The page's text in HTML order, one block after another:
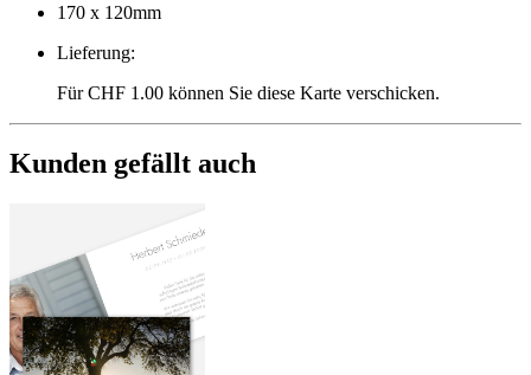
170 x 120mm
Lieferung:
Für CHF 1.00 können Sie diese Karte verschicken.
Kunden gefällt auch